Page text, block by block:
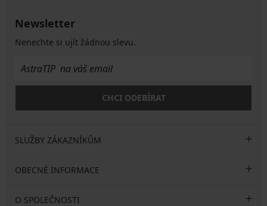
Newsletter
Nenechte si ujít žádnou slevu.
CHCI ODEBÍRAT
SLUŽBY ZÁKAZNÍKŮM
OBECNÉ INFORMACE
O SPOLEČNOSTI